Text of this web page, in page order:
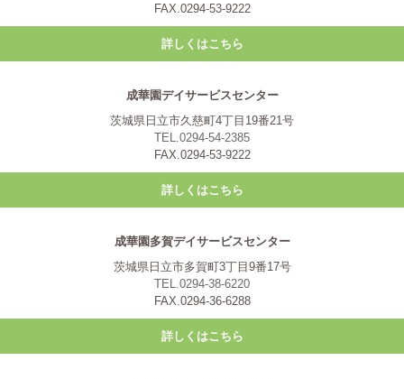
FAX.0294-53-9222
詳しくはこちら
成華園デイサービスセンター
茨城県日立市久慈町4丁目19番21号
TEL.0294-54-2385
FAX.0294-53-9222
詳しくはこちら
成華園多賀デイサービスセンター
茨城県日立市多賀町3丁目9番17号
TEL.0294-38-6220
FAX.0294-36-6288
詳しくはこちら